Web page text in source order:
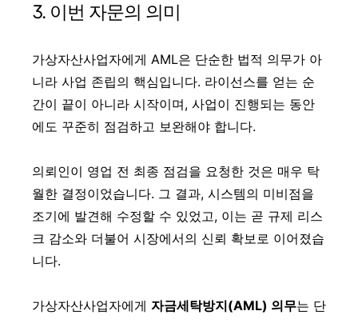
3. 이번 자문의 의미
가상자산사업자에게 AML은 단순한 법적 의무가 아
니라 사업 존립의 핵심입니다. 라이선스를 얻는 순
간이 끝이 아니라 시작이며, 사업이 진행되는 동안
에도 꾸준히 점검하고 보완해야 합니다.
의뢰인이 영업 전 최종 점검을 요청한 것은 매우 탁
월한 결정이었습니다. 그 결과, 시스템의 미비점을
조기에 발견해 수정할 수 있었고, 이는 곧 규제 리스
크 감소와 더불어 시장에서의 신뢰 확보로 이어졌습
니다.
가상자산사업자에게 자금세탁방지(AML) 의무는 단